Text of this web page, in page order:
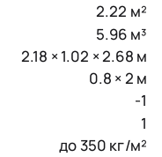
2.22 м²
5.96 м³
2.18 × 1.02 × 2.68 м
0.8 × 2 м
-1
1
до 350 кг/м²